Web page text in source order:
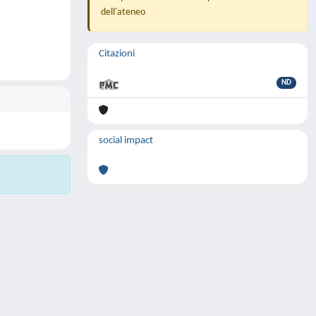
dell'ateneo
Citazioni
ND
social impact